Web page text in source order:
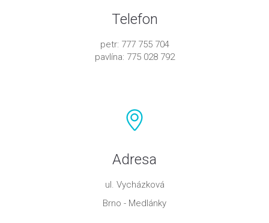
Telefon
petr: 777 755 704
pavlína: 775 028 792
Adresa
ul. Vycházková
Brno - Medlánky